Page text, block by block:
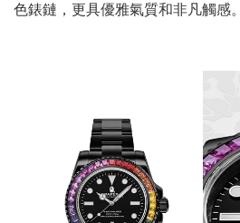
色錶鏈，更具優雅氣質和非凡觸感。